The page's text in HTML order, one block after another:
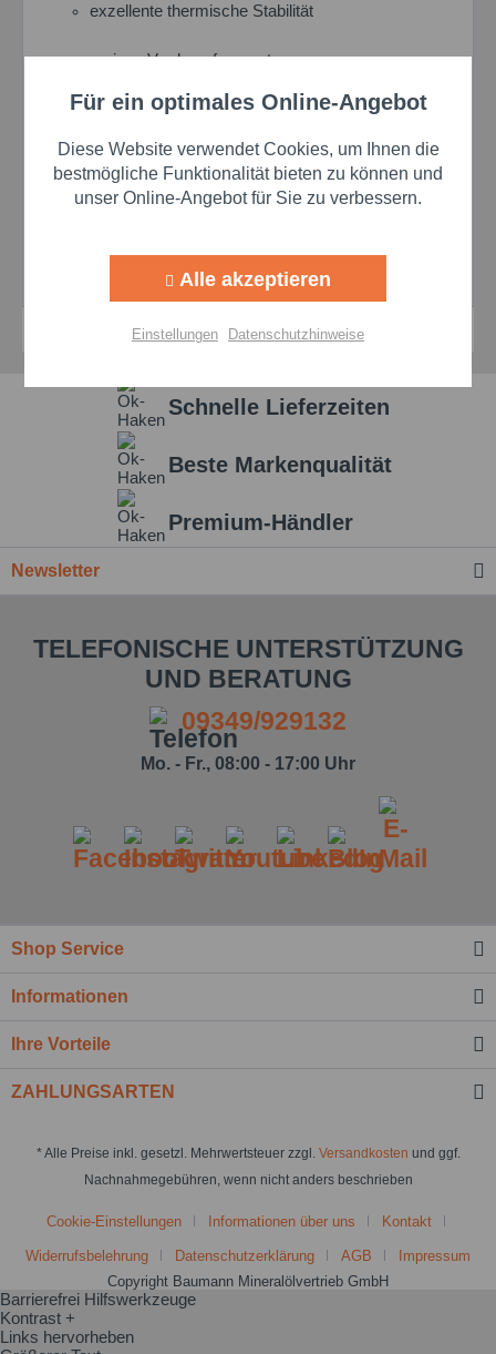
exzellente thermische Stabilität
geringe Verdampfungsraten
Vielseitiges Anwendungsspektrum durch
vier verschiedene Viskositätsklassen zur
Auswahl
Elastomeren
Schnelle Lieferzeiten
Beste Markenqualität
Premium-Händler
Newsletter
TELEFONISCHE UNTERSTÜTZUNG
UND BERATUNG
09349/929132
Mo. - Fr., 08:00 - 17:00 Uhr
Shop Service
Informationen
Ihre Vorteile
ZAHLUNGSARTEN
* Alle Preise inkl. gesetzl. Mehrwertsteuer zzgl. Versandkosten und ggf.
Nachnahmegebühren, wenn nicht anders beschrieben
Cookie-Einstellungen Informationen über uns Kontakt
Widerrufsbelehrung Datenschutzerklärung AGB
Impressum
Copyright Baumann Mineralölvertrieb GmbH
Funktionale Aktiv
Marketing Aktiv
Personalisierung Aktiv
Für ein optimales Online-Angebot
Diese Website verwendet Cookies, um Ihnen die
bestmögliche Funktionalität bieten zu können und
unser Online-Angebot für Sie zu verbessern.
Alle akzeptieren
Einstellungen Datenschutzhinweise
Barrierefrei Hilfswerkzeuge
Kontrast +
Links hervorheben